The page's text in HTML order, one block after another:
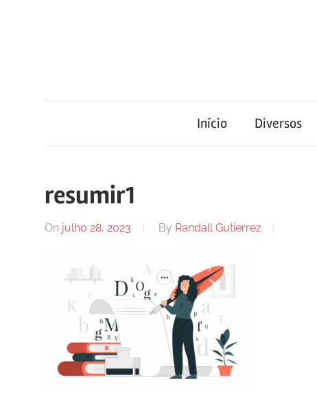
notícias
FilaCap
informações
relevantes.
Início Diversos
resumir1
On julho 28, 2023 By Randall Gutierrez